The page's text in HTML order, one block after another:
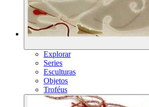
Explorar
Series
Esculturas
Objetos
Troféus